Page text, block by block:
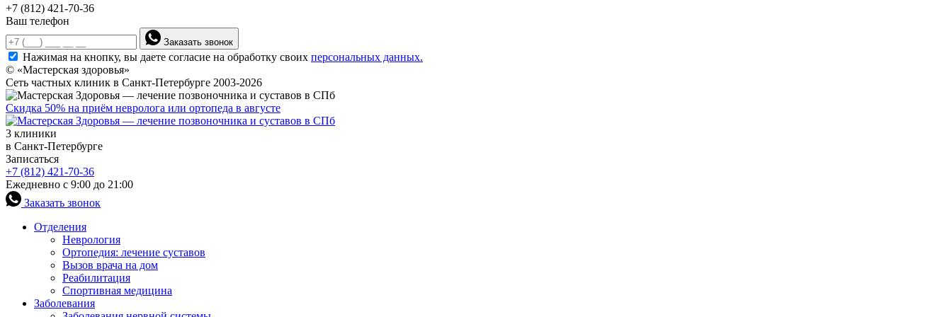
+7 (812) 421-70-36
Ваш телефон
Заказать звонок
Нажимая на кнопку, вы даете согласие на обработку своих персональных данных.
© «Мастерская здоровья»
Сеть частных клиник в Санкт-Петербурге 2003-2026
Скидка 50% на приём невролога или ортопеда в августе
3 клиники
в Санкт-Петербурге
Записаться
+7 (812) 421-70-36
Ежедневно с 9:00 до 21:00
Заказать звонок
Отделения
Неврология
Ортопедия: лечение суставов
Вызов врача на дом
Реабилитация
Спортивная медицина
Заболевания